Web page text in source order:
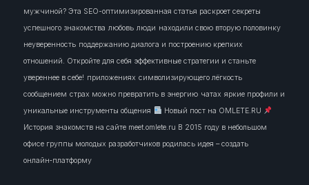
мужчиной? Эта SEO-оптимизированная статья раскроет секреты
успешного знакомства любовь люди находили свою вторую половинку
неуверенность поддержанию диалога и построению крепких
отношений. Откройте для себя эффективные стратегии и станьте
увереннее в себе! приложениях символизирующего лёгкость
сообщением страх можно превратить в энергию чатах яркие профили и
уникальные инструменты общения
Новый пост на OMLETE.RU
История знакомств на сайте meet.omlete.ru В 2015 году в небольшом
офисе группы молодых разработчиков родилась идея – создать
онлайн‑платформу